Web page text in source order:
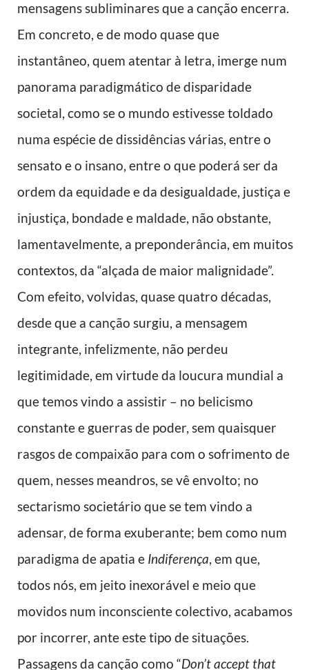
mensagens subliminares que a canção encerra.
Em concreto, e de modo quase que
instantâneo, quem atentar à letra, imerge num
panorama paradigmático de disparidade
societal, como se o mundo estivesse toldado
numa espécie de dissidências várias, entre o
sensato e o insano, entre o que poderá ser da
ordem da equidade e da desigualdade, justiça e
injustiça, bondade e maldade, não obstante,
lamentavelmente, a preponderância, em muitos
contextos, da “alçada de maior malignidade”.
Com efeito, volvidas, quase quatro décadas,
desde que a canção surgiu, a mensagem
integrante, infelizmente, não perdeu
legitimidade, em virtude da loucura mundial a
que temos vindo a assistir – no belicismo
constante e guerras de poder, sem quaisquer
rasgos de compaixão para com o sofrimento de
quem, nesses meandros, se vê envolto; no
sectarismo societário que se tem vindo a
adensar, de forma exuberante; bem como num
paradigma de apatia e Indiferença, em que,
todos nós, em jeito inexorável e meio que
movidos num inconsciente colectivo, acabamos
por incorrer, ante este tipo de situações.
Passagens da canção como “Don’t accept that